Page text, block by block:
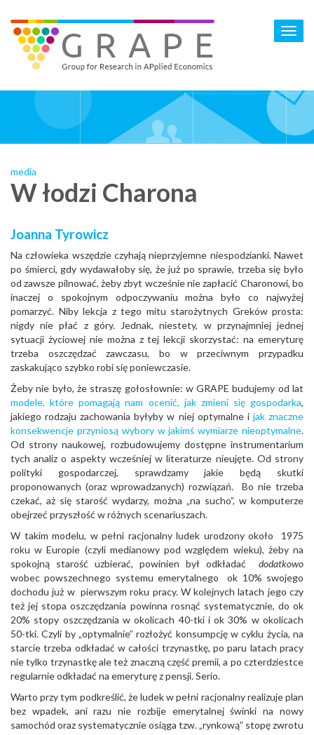
main
content
media
W łodzi Charona
Joanna Tyrowicz
Na człowieka wszędzie czyhają nieprzyjemne niespodzianki. Nawet
po śmierci, gdy wydawałoby się, że już po sprawie, trzeba się było
od zawsze pilnować, żeby zbyt wcześnie nie zapłacić Charonowi, bo
inaczej o spokojnym odpoczywaniu można było co najwyżej
pomarzyć. Niby lekcja z tego mitu starożytnych Greków prosta:
nigdy nie płać z góry. Jednak, niestety, w przynajmniej jednej
sytuacji życiowej nie można z tej lekcji skorzystać: na emeryturę
trzeba oszczędzać zawczasu, bo w przeciwnym przypadku
zaskakująco szybko robi się poniewczasie.
Żeby nie było, że straszę gołosłownie: w GRAPE budujemy od lat
modele, które pomagają nam ocenić, jak zmieni się gospodarka,
jakiego rodzaju zachowania byłyby w niej optymalne ijak znaczne
konsekwencje przyniosą wybory w jakimś wymiarze nieoptymalne.
Od strony naukowej, rozbudowujemy dostępne instrumentarium
tych analiz o aspekty wcześniej w literaturze nieujęte. Od strony
polityki gospodarczej, sprawdzamy jakie będą skutki
proponowanych (oraz wprowadzanych) rozwiązań. Bo nie trzeba
czekać, aż się starość wydarzy, można „na sucho”, w komputerze
obejrzeć przyszłość w różnych scenariuszach.
W takim modelu, w pełni racjonalny ludek urodzony około 1975
roku w Europie (czyli medianowy pod względem wieku), żeby na
spokojną starość uzbierać, powinien był odkładać dodatkowo
wobec powszechnego systemu emerytalnego ok 10% swojego
dochodu już w pierwszym roku pracy. W kolejnych latach jego czy
też jej stopa oszczędzania powinna rosnąć systematycznie, do ok
20% stopy oszczędzania w okolicach 40-tki i ok 30% w okolicach
50-tki. Czyli by „optymalnie” rozłożyć konsumpcję w cyklu życia, na
starcie trzeba odkładać w całości trzynastkę, po paru latach pracy
nie tylko trzynastkę ale też znaczną część premii, a po czterdziestce
regularnie odkładać na emeryturę z pensji. Serio.
Warto przy tym podkreślić, że ludek w pełni racjonalny realizuje plan
bez wpadek, ani razu nie rozbije emerytalnej świnki na nowy
samochód oraz systematycznie osiąga tzw. „rynkową” stopę zwrotu